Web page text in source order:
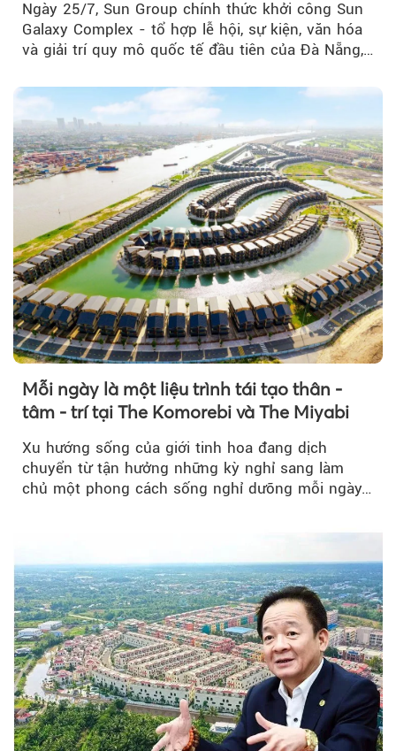
Ngày 25/7, Sun Group chính thức khởi công Sun
Galaxy Complex - tổ hợp lễ hội, sự kiện, văn hóa
và giải trí quy mô quốc tế đầu tiên của Đà Nẵng,…
Mỗi ngày là một liệu trình tái tạo thân -
tâm - trí tại The Komorebi và The Miyabi
Xu hướng sống của giới tinh hoa đang dịch
chuyển từ tận hưởng những kỳ nghỉ sang làm
chủ một phong cách sống nghỉ dưỡng mỗi ngày…